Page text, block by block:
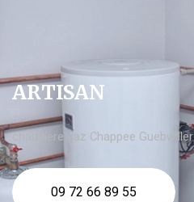
ARTISAN
chaudière gaz Chappee Guebwiller
09 72 66 89 55